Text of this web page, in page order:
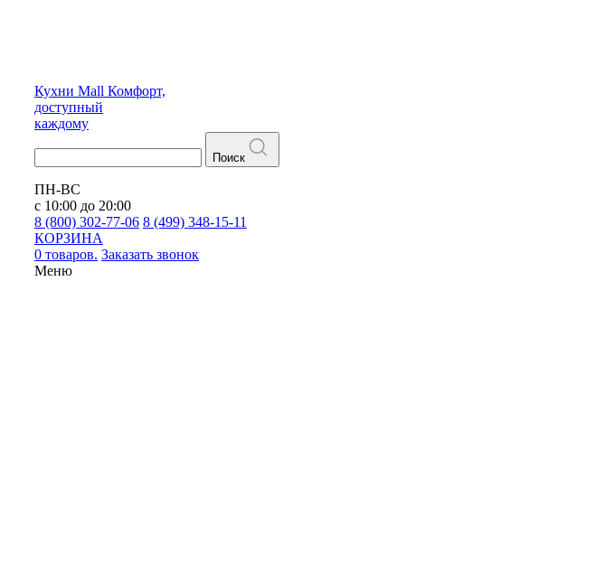
Кухни Mall Комфорт,
доступный
каждому
Поиск
ПН-ВС
с 10:00 до 20:00
8 (800) 302-77-06 8 (499) 348-15-11
КОРЗИНА
0 товаров. Заказать звонок
Меню